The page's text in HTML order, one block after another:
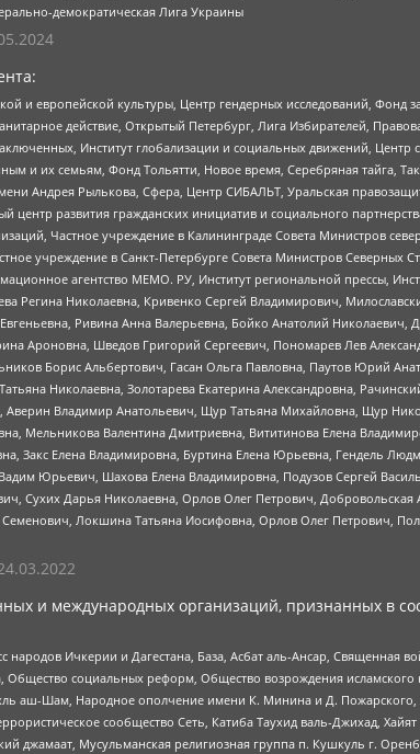
демократическая Лига Украины
и европейской культуры, Центр гендерных исследований,
действие, Открытый Петербург, Лига Избирателей,
Институт глобализации и социальных движений,
и их семьям, Фонд Тольятти, Новое время, Серебряная тайга,
Андрея Рылькова, Сфера, Центр СИБАЛЬТ, Уральская
центр развития гражданских инициатив и социального
Частное учреждение в Калининграде Совета Министров
учреждение в Санкт-Петербурге Совета Министров Северных
агентство МЕМО. РУ, Институт региональной прессы,
Регина Николаевна, Кривенко Сергей Владимирович,
Ривина Анна Валерьевна, Бойко Анатолий
Ароновна, Шведов Григорий Сергеевич, Пономарев Лев
Борис Альбертович, Гасан Ольга Павловна, Паутов Юрий
Николаевна, Золотарева Екатерина Александровна,
Владимир Анатольевич, Щур Татьяна Михайловна, Щур
Мельникова Валентина Дмитриевна, Вититинова Елена
Закс Елена Владимировна, Буртина Елена Юрьевна, Гендель
Юрьевич, Шахова Елена Владимировна, Подузов Сергей
Сухих Дарья Николаевна, Орлов Олег Петрович,
Локшина Татьяна Иосифовна, Орлов Олег Петрович,
и международных организаций, признанных в
Ичкерии и Дагестана, База, Асбат аль-Ансар, Священная
Общество социальных реформ, Общество возрождения
аш-Шам, Народное ополчение имени К. Минина и Д.
сообщество Сеть, Катиба Таухид валь-Джихад,
джамаат, Мусульманская религиозная группа п. Кушкуль г.